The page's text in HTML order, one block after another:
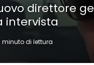
direttore
intervista
minuto di lettura